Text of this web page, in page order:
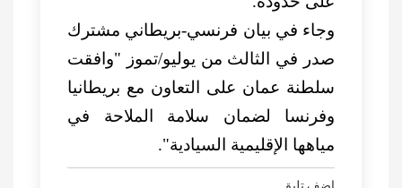
وجاء في بيان فرنسي-بريطاني مشترك
صدر في الثالث من يوليو/تموز "وافقت
سلطنة عمان على التعاون مع بريطانيا
وفرنسا لضمان سلامة الملاحة في
مياهها الإقليمية السيادية".
اضف تليق